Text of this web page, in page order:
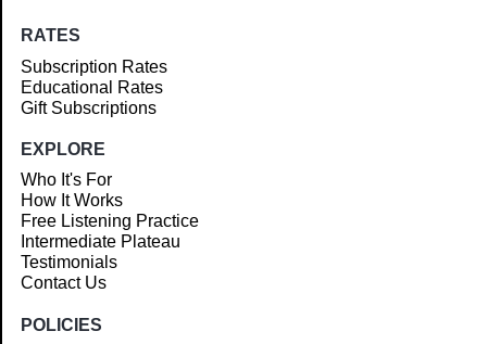
RATES
Subscription Rates
Educational Rates
Gift Subscriptions
EXPLORE
Who It's For
How It Works
Free Listening Practice
Intermediate Plateau
Testimonials
Contact Us
POLICIES